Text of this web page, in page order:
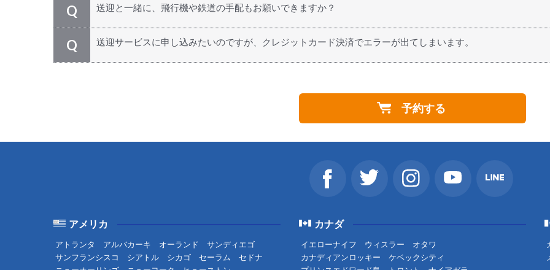
A
どうぞご利用ください。日本発のツアーでカナダにお越しになる方、個人旅行で来られる方、カナダなど海
Q 送迎と一緒に、飛行機や鉄道の手配もお願いできますか？
A
もちろん承ります！ カナダやアメリカで移動される場合の航空券や鉄道およびバスの乗車券などもお気軽
Q 送迎サービスに申し込みたいのですが、クレジットカード決済でエラーが出てしまいます。
予約する
アメリカ
アトランタ アルバカーキ オーランド
サンディエゴ
サンフランシスコ
シアトル シカゴ セーラム
セドナ
カナダ
イエローナイフ ウィスラー
オタワ
カナディアンロッキー
ケベックシティ